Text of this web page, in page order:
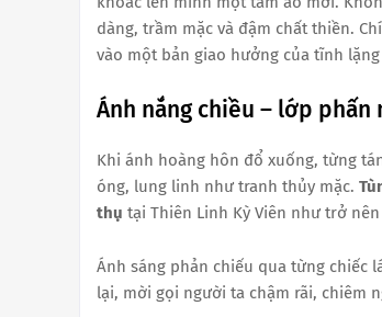
dàng, trầm mặc và đậm chất thiền.
vào một bản giao hưởng của tĩnh lặng
Ánh nắng chiều – lớp
Khi ánh hoàng hôn đổ xuống, từng
óng, lung linh như tranh thủy mặc.
thụ tại Thiên Linh Kỳ Viên như trở
Ánh sáng phản chiếu qua từng chiếc
lại, mời gọi người ta chậm rãi, chiêm